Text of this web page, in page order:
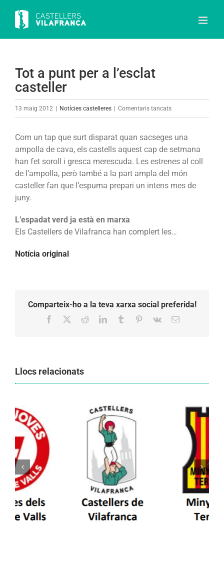
content
Tot a punt per a l’esclat
casteller
13 maig 2012 Notícies castelleres Comentaris tancatsa
Com un tap que surt disparat quan sacseges una
ampolla de cava, els castells aquest cap de setmana
han fet soroll i gresca merescuda. Les estrenes al coll
de l’ampolla, però també a la part ampla del món
casteller fan que l’espuma prepari un intens mes de
juny.
L’espadat verd ja està en marxa
Els Castellers de Vilafranca han complert les…
Notícia original
Comparteix-ho a la teva xarxa social preferida!
Facebook RedditLinkedInTumblr Pinterest
Vk Email:
Llocs relacionats
Els Castellers de Vilafranca unieixen tradició i
patrimoni en un viatge de colla a la Vall
d’Aran i a la Vall de Boí